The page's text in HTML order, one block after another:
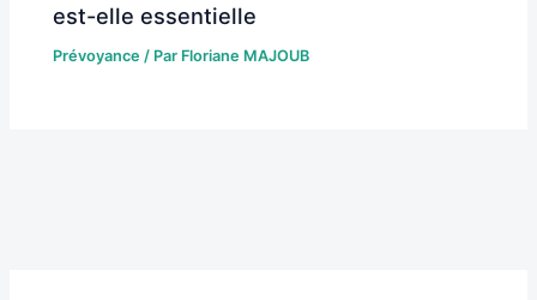
est-elle essentielle
Prévoyance / Par Floriane MAJOUB